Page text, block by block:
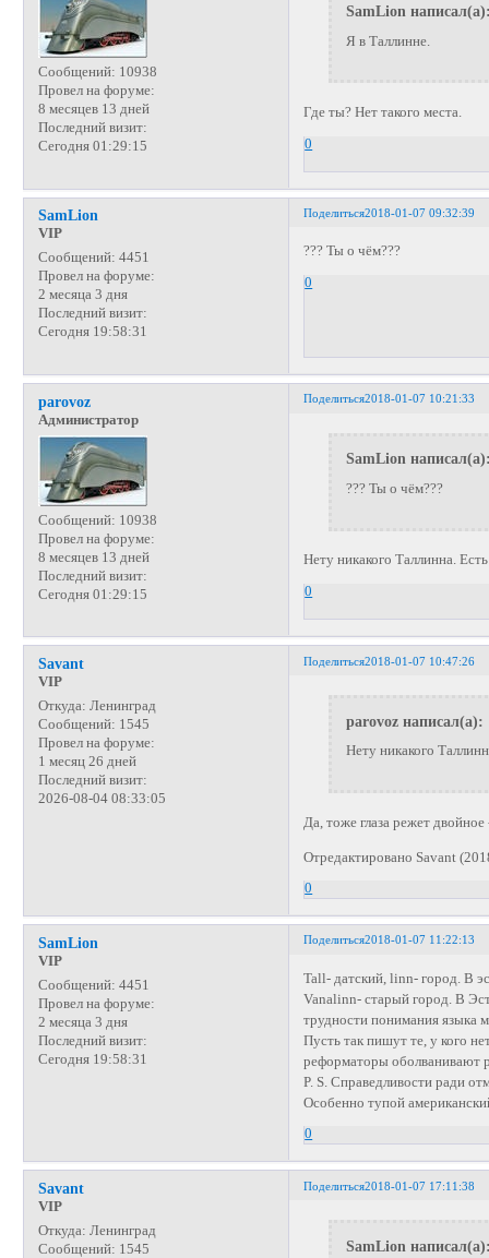
Сообщений: 10938
Провел на форуме:
8 месяцев 13 дней
Последний визит:
Сегодня 01:29:15
SamLion
Я в Таллинне.
Где ты? Нет такого места.
0
Поделиться2018-01-07 09:32:39
SamLion
VIP
Сообщений: 4451
Провел на форуме:
2 месяца 3 дня
Последний визит:
Сегодня 19:58:31
??? Ты о чём???
0
Поделиться2018-01-07 10:21:33
parovoz
Администратор
Сообщений: 10938
Провел на форуме:
8 месяцев 13 дней
Последний визит:
Сегодня 01:29:15
SamLion
??? Ты о чём???
Нету никакого Таллинна.
0
Поделиться2018-01-07 10:47:26
Savant
VIP
Откуда: Ленинград
Сообщений: 1545
Провел на форуме:
1 месяц 26 дней
Последний визит:
2026-08-04 08:33:05
parovoz написал(а):
Нету никакого
Да, тоже глаза режет двойное
Отредактировано Savant
0
Поделиться2018-01-07 11:22:13
SamLion
VIP
Сообщений: 4451
Провел на форуме:
2 месяца 3 дня
Последний визит:
Сегодня 19:58:31
Tall- датский, linn- город. В
Vanalinn- старый город. В
трудности понимания языка
Пусть так пишут те, у кого
реформаторы оболванивают
P. S. Справедливости ради
Особенно тупой
0
Поделиться2018-01-07 17:11:38
Savant
VIP
Откуда: Ленинград
Сообщений: 1545
SamLion